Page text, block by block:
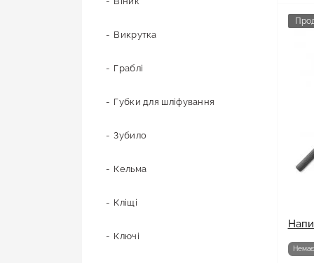
Наждачний папір
Сітка абразивна
Стрічка
Хрестики для плитки
Викрутка
Граблі
Губки для шліфування
Зубило
Кельма
Кліщі
Ключі
Немає